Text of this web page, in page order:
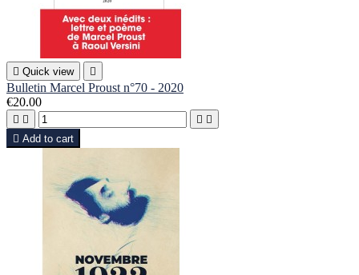
 Quick view 
Bulletin Marcel Proust n°70 - 2020
€20.00
   
 Add to cart